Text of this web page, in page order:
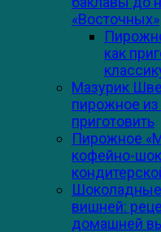
«Восточных»
как
Мазурик
пирожное из
приготовить
Пирожное
кофейно-
вишней:
домашней